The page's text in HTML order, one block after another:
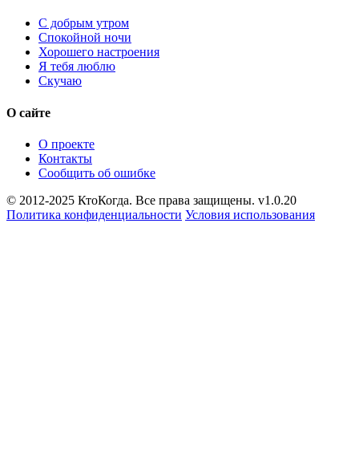
С добрым утром
Спокойной ночи
Хорошего настроения
Я тебя люблю
Скучаю
О сайте
О проекте
Контакты
Сообщить об ошибке
© 2012-2025 КтоКогда. Все права защищены. v1.0.20
Политика конфиденциальности Условия использования